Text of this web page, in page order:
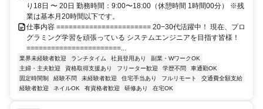
り18日 〜 20日 勤務時間：9:00〜18:00（休憩時間 1時間00分） ※残
業は基本月20時間以下です。
仕事内容 ======================= 20−30代活躍中！ 現在、プロ
グラミング学習を頑張っている システムエンジニアを目指す皆様！
=======================...
業界未経験者歓迎 ランチタイム 社員登用あり
副業・WワークOK
主婦・主夫歓迎
資格取得支援あり フリーター歓迎 学歴不問
車通勤OK
固定時間制
経験不問 未経験者歓迎 住宅手当あり フルリモート
交通費全額支給
経験者歓迎
ネイルOK 有資格者歓迎 研修あり 在宅OK